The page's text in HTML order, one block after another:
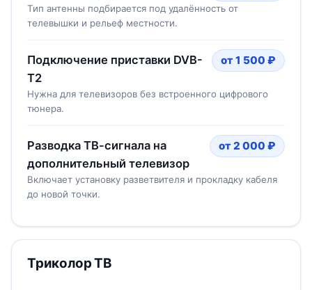
Тип антенны подбирается под удалённость от
телевышки и рельеф местности.
Подключение приставки DVB-
T2
от 1 500 ₽
Нужна для телевизоров без встроенного цифрового
тюнера.
Разводка ТВ-сигнала на
дополнительный телевизор
от 2 000 ₽
Включает установку разветвителя и прокладку кабеля
до новой точки.
Триколор ТВ